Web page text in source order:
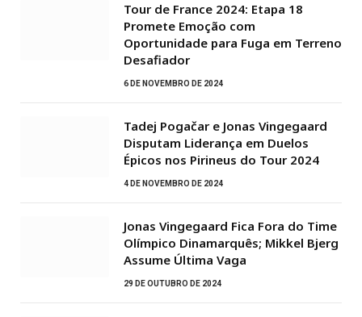
Tour de France 2024: Etapa 18
Promete Emoção com
Oportunidade para Fuga em Terreno
Desafiador
6 DE NOVEMBRO DE 2024
Tadej Pogačar e Jonas Vingegaard
Disputam Liderança em Duelos
Épicos nos Pirineus do Tour 2024
4 DE NOVEMBRO DE 2024
Jonas Vingegaard Fica Fora do Time
Olímpico Dinamarquês; Mikkel Bjerg
Assume Última Vaga
29 DE OUTUBRO DE 2024